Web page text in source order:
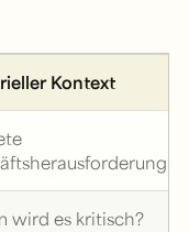
Kontext
wird es kritisch?